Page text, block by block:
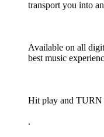
transport you into
Available on all
best music
Hit play and
.